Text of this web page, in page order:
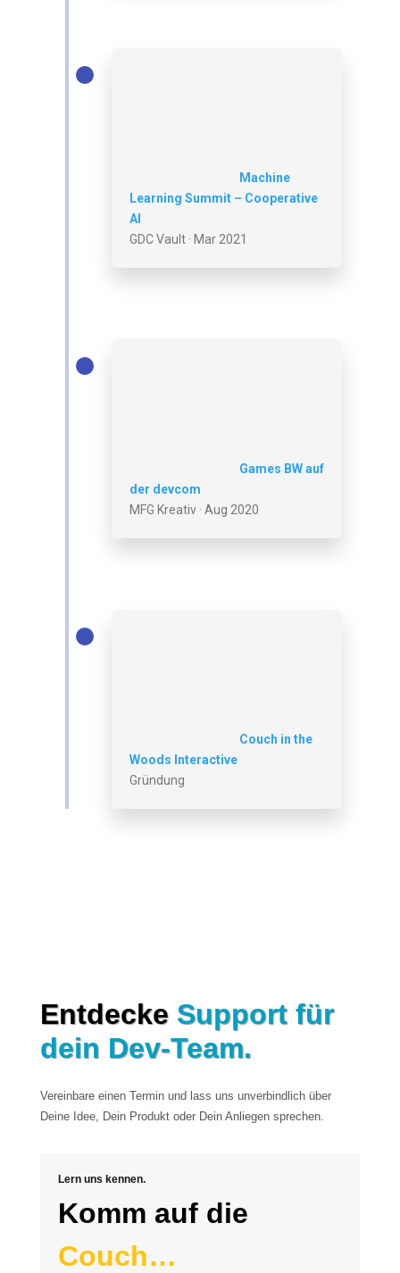
Machine
Learning Summit – Cooperative
AI
GDC Vault · Mar 2021
Games BW auf
der devcom
MFG Kreativ · Aug 2020
Couch in the
Woods Interactive
Gründung
Entdecke Support für
dein Dev-Team.
Vereinbare einen Termin und lass uns unverbindlich über
Deine Idee, Dein Produkt oder Dein Anliegen sprechen.
Lern uns kennen.
Komm auf die
Couch…